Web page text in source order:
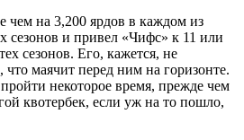
чем на 3,200 ярдов в каждом из
сезонов и привел «Чифс» к 11 или
сезонов. Его, кажется, не
что маячит перед ним на горизонте.
некоторое время, прежде чем
квотербек, если уж на то пошло,